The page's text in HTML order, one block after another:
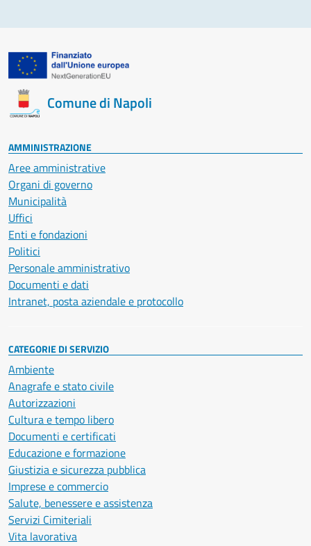
Comune di Napoli
AMMINISTRAZIONE
Aree amministrative
Organi di governo
Municipalità
Uffici
Enti e fondazioni
Politici
Personale amministrativo
Documenti e dati
Intranet, posta aziendale e protocollo
CATEGORIE DI SERVIZIO
Ambiente
Anagrafe e stato civile
Autorizzazioni
Cultura e tempo libero
Documenti e certificati
Educazione e formazione
Giustizia e sicurezza pubblica
Imprese e commercio
Salute, benessere e assistenza
Servizi Cimiteriali
Vita lavorativa